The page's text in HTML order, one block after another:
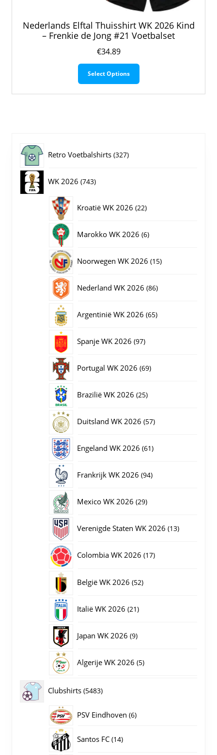
Nederlands Elftal Thuisshirt WK 2026 Kind
– Frenkie de Jong #21 Voetbalset
€34.89
Select Options
Dit
Retro Voetbalshirts 327327
WK 2026 743743
Kroatië WK 2026 2222
Marokko WK 2026 66
Noorwegen WK 2026 1515
Nederland WK 2026 8686
Argentinië WK 2026 6565
Spanje WK 2026 9797
Portugal WK 2026 6969
Brazilië WK 2026 2525
Duitsland WK 2026 5757
Engeland WK 2026 6161
Frankrijk WK 2026 9494
Mexico WK 2026 2929
Verenigde Staten WK 2026 1313
Colombia WK 2026 1717
België WK 2026 5252
Italië WK 2026 2121
Japan WK 2026 99
Algerije WK 2026 55
Clubshirts 54835483
producten
PSV Eindhoven 66
Santos FC 1414